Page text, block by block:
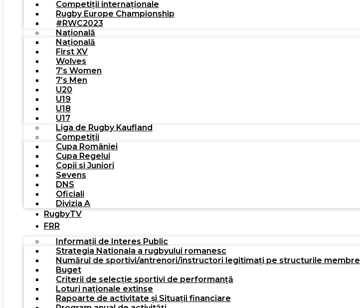
Competiții internaționale
Rugby Europe Championship
#RWC2023
Națională
Națională
First XV
Wolves
7’s Women
7’s Men
U20
U19
U18
U17
Liga de Rugby Kaufland
Competiții
Cupa României
Cupa Regelui
Copii si Juniori
Sevens
DNS
Oficiali
Divizia A
RugbyTV
FRR
Informații de Interes Public
Strategia Nationala a rugbyului romanesc
Numărul de sportivi/antrenori/instructori legitimați pe structurile membre
Buget
Criterii de selecție sportivi de performanță
Loturi naționale extinse
Rapoarte de activitate și Situații financiare